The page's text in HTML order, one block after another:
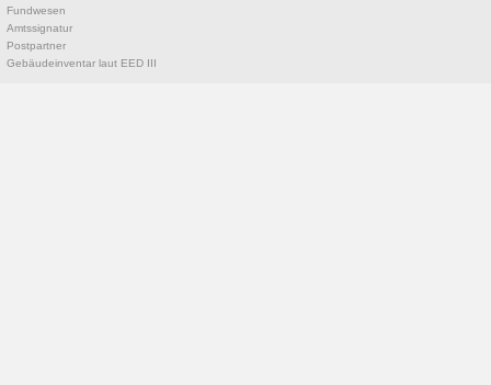
Fundwesen
Amtssignatur
Postpartner
Gebäudeinventar laut EED III